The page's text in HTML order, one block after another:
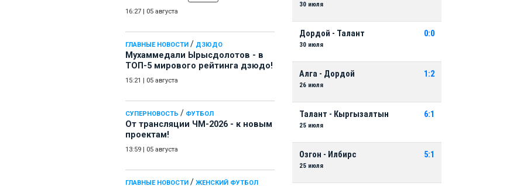
16:27 05 августа
ГЛАВНЫЕ НОВОСТИ / ДЗЮДО
Мухаммедали Ырысдолотов - в
ТОП-5 мирового рейтинга дзюдо!
15:21 05 августа
СУПЕРНОВОСТЬ / ФУТБОЛ
От трансляции ЧМ-2026 - к новым
проектам!
13:59 05 августа
ГЛАВНЫЕ НОВОСТИ / ЖЕНСКИЙ ФУТБОЛ
30 июля
Дордой - Талант
30 июля
0:0
Алга - Дордой
26 июля
1:2
Талант - Кыргызалтын
25 июля
6:1
Озгон - Илбирс
25 июля
5:1